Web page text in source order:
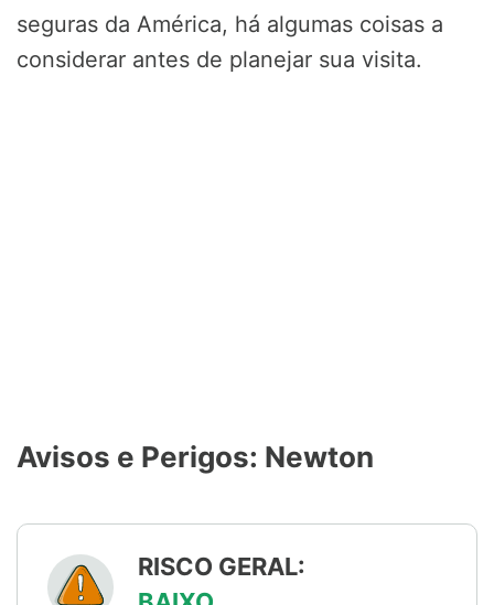
seguras da América, há algumas coisas a
considerar antes de planejar sua visita.
Avisos e Perigos: Newton
RISCO GERAL: